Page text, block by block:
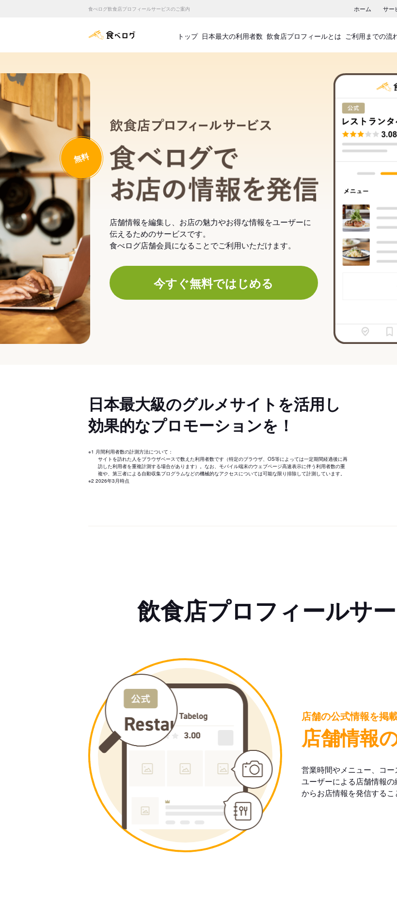
食べログ飲食店プロフィールサービスのご案内 ホーム サー
食べログ店舗管理画面
トップ 日本最大の利用者数 飲食店プロフィールとは ご利用までの流
飲食店プロフィールサービス
食べログでお店の情報
無料
店舗情報を編集し、お店の魅力やお得な情報をユーザーに
伝えるためのサービスです。
食べログ店舗会員になることでご利用いただけます。
今すぐ無料ではじめる
日本最大級のグルメサイトを活用し
効果的なプロモーションを！
※1 月間利用者数の計測方法について：
サイトを訪れた人をブラウザベースで数えた利用者数です（特定のブラウザ、OS等によっては一定期間経過後に再
訪した利用者を重複計測する場合があります）。なお、モバイル端末のウェブページ高速表示に伴う利用者数の重
複や、第三者による自動収集プログラムなどの機械的なアクセスについては可能な限り排除して計測しています。
※2 2026年3月時点
飲食店プロフィールサ
店舗の公式情報を掲
店舗情報
営業時間やメニュー、コー
ユーザーによる店舗情報
からお店情報を発信するこ